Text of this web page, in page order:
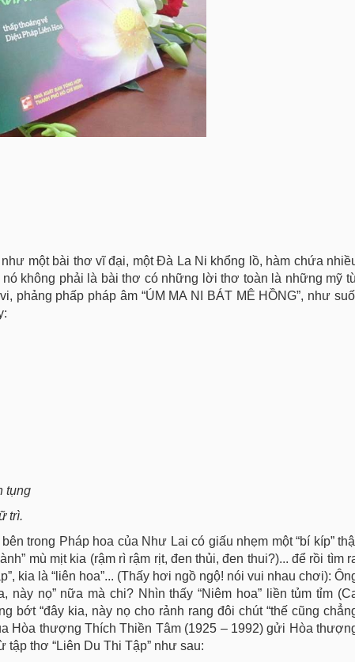
một bài thơ vĩ đại, một Đà La Ni khổng lồ, hàm chứa
không phải là bài thơ có những lời thơ toàn là những mỹ
phảng phấp pháp âm “ÚM MA NI BÁT MÊ HỒNG”, như
tụng
trì.
trong Pháp hoa của Như Lai có giấu nhẹm một “bí kíp”
mù mịt kia (rậm rì rậm rịt, đen thủi, đen thui?)... để rồi tìm
kia là “liên hoa”... (Thấy hơi ngồ ngộ! nói vui nhau chơi):
này nọ” nữa mà chi? Nhìn thấy “Niêm hoa” liền tủm tỉm
bớt “đây kia, này nọ cho rảnh rang đôi chút “thế cũng
Hòa thượng Thích Thiền Tâm (1925 – 1992) gửi Hòa
thơ “Liên Du Thi Tập” như sau: